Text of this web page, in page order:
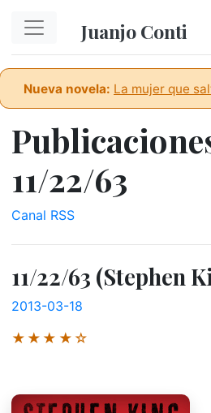
Juanjo Conti
Nueva novela: La mujer que
11/22/63
Canal RSS
11/22/63 (Stephen
2013-03-18
★★★★☆